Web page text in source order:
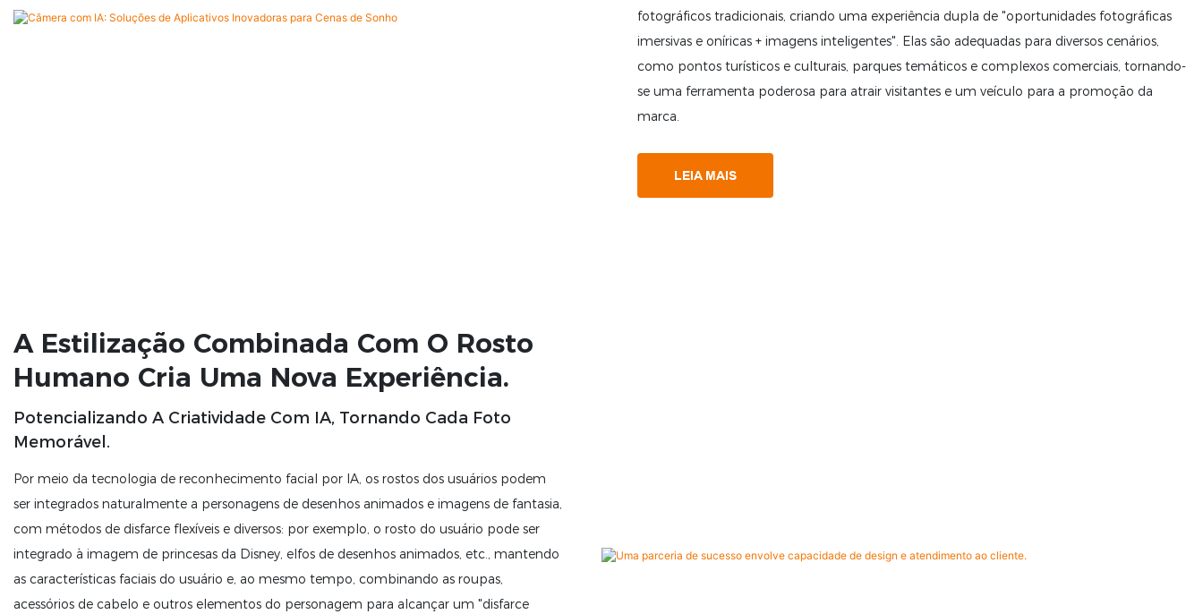
fotográficos tradicionais, criando uma experiência dupla de "oportunidades fotográficas
imersivas e oníricas + imagens inteligentes". Elas são adequadas para diversos cenários,
como pontos turísticos e culturais, parques temáticos e complexos comerciais, tornando-
se uma ferramenta poderosa para atrair visitantes e um veículo para a promoção da
marca.
LEIA MAIS
A Estilização Combinada Com O Rosto
Humano Cria Uma Nova Experiência.
Potencializando A Criatividade Com IA, Tornando Cada Foto
Memorável.
Por meio da tecnologia de reconhecimento facial por IA, os rostos dos usuários podem
ser integrados naturalmente a personagens de desenhos animados e imagens de fantasia,
com métodos de disfarce flexíveis e diversos: por exemplo, o rosto do usuário pode ser
integrado à imagem de princesas da Disney, elfos de desenhos animados, etc., mantendo
as características faciais do usuário e, ao mesmo tempo, combinando as roupas,
acessórios de cabelo e outros elementos do personagem para alcançar um "disfarce